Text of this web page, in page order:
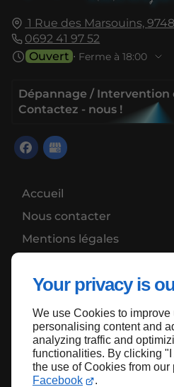
Your privacy is
We use Cookies to
personalising content and
analyzing traffic and
functionalities. By clicking
the use of Cookies from our
Facebook
.
1 Rue des Marsouins,
0692 41 97 52
Ouvert ⋅ Ferme à 18:00
Dépannage / Intervention
Contactez - nous !
Accueil
Nous contacter
Mentions légales
Haut